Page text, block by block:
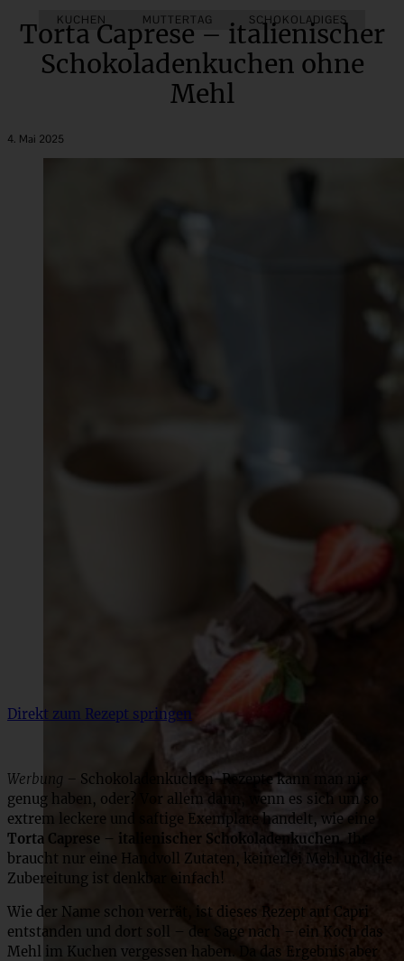
KUCHEN MUTTERTAG SCHOKOLADIGES
Torta Caprese – italienischer
Schokoladenkuchen ohne
Mehl
4. Mai 2025
Direkt zum Rezept springen
Werbung – Schokoladenkuchen-Rezepte kann man nie
genug haben, oder? Vor allem dann, wenn es sich um so
extrem leckere und saftige Exemplare handelt, wie eine
Torta Caprese – italienischer Schokoladenkuchen. Ihr
braucht nur eine Handvoll Zutaten, keinerlei Mehl und die
Zubereitung ist denkbar einfach!
Wie der Name schon verrät, ist dieses Rezept auf Capri
entstanden und dort soll – der Sage nach – ein Koch das
Mehl im Kuchen vergessen haben. Da das Ergebnis aber